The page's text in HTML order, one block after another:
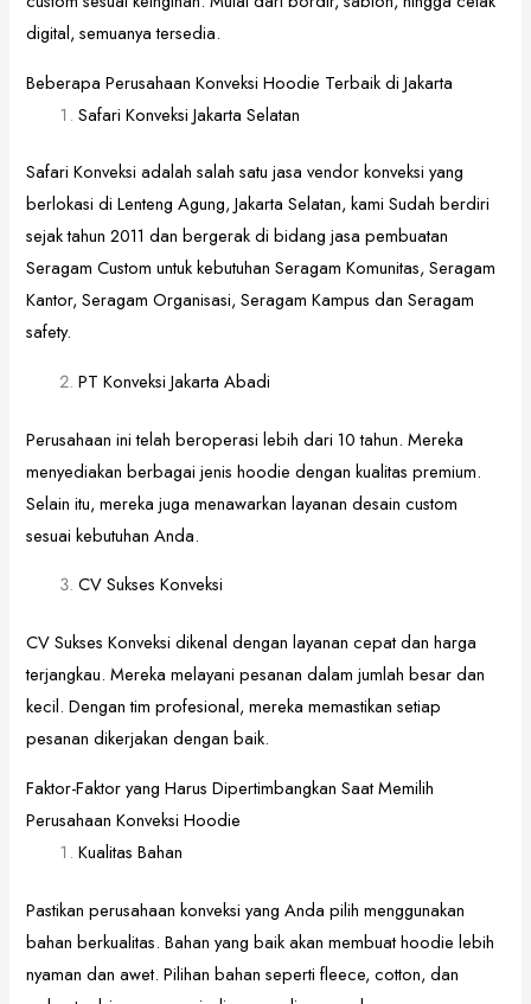
digital, semuanya tersedia.
Beberapa Perusahaan Konveksi Hoodie Terbaik di Jakarta
Safari Konveksi Jakarta Selatan
Safari Konveksi adalah salah satu jasa vendor konveksi yang
berlokasi di Lenteng Agung, Jakarta Selatan, kami Sudah berdiri
sejak tahun 2011 dan bergerak di bidang jasa pembuatan
Seragam Custom untuk kebutuhan Seragam Komunitas, Seragam
Kantor, Seragam Organisasi, Seragam Kampus dan Seragam
safety.
PT Konveksi Jakarta Abadi
Perusahaan ini telah beroperasi lebih dari 10 tahun. Mereka
menyediakan berbagai jenis hoodie dengan kualitas premium.
Selain itu, mereka juga menawarkan layanan desain custom
sesuai kebutuhan Anda.
CV Sukses Konveksi
CV Sukses Konveksi dikenal dengan layanan cepat dan harga
terjangkau. Mereka melayani pesanan dalam jumlah besar dan
kecil. Dengan tim profesional, mereka memastikan setiap
pesanan dikerjakan dengan baik.
Faktor-Faktor yang Harus Dipertimbangkan Saat Memilih
Perusahaan Konveksi Hoodie
Kualitas Bahan
Pastikan perusahaan konveksi yang Anda pilih menggunakan
bahan berkualitas. Bahan yang baik akan membuat hoodie lebih
nyaman dan awet. Pilihan bahan seperti fleece, cotton, dan